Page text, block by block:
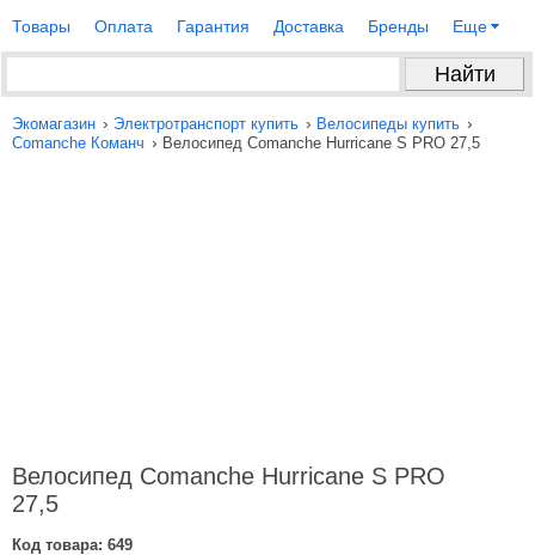
Товары Оплата Гарантия Доставка Бренды Еще
Экомагазин › Электротранспорт купить › Велосипеды купить ›
Comanche Команч › Велосипед Comanche Hurricane S PRO 27,5
Велосипед Comanche Hurricane S PRO
27,5
Код товара: 649